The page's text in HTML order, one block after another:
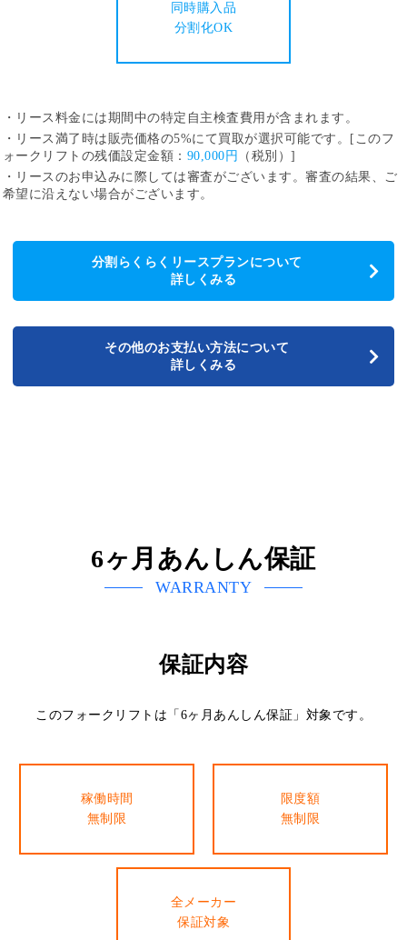
同時購入品
分割化OK
・リース料金には期間中の特定自主検査費用が含まれます。
・リース満了時は販売価格の5%にて買取が選択可能です。[このフ
ォークリフトの残価設定金額： 90,000円
（税別）]
・リースのお申込みに際しては審査がございます。審査の結果、ご
希望に沿えない場合がございます。
分割らくらくリースプランについて
詳しくみる
その他のお支払い方法について
詳しくみる
6ヶ月あんしん保証
WARRANTY
保証内容
このフォークリフトは「6ヶ月あんしん保証」対象です。
稼働時間
無制限
限度額
無制限
全メーカー
保証対象